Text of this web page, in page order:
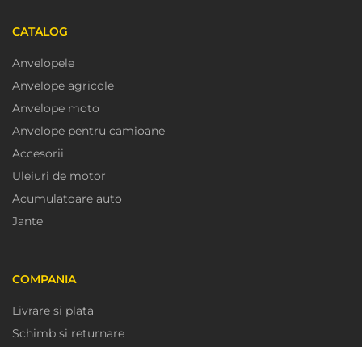
CATALOG
Anvelopele
Anvelope agricole
Anvelope moto
Anvelope pentru camioane
Accesorii
Uleiuri de motor
Acumulatoare auto
Jante
COMPANIA
Livrare si plata
Schimb si returnare